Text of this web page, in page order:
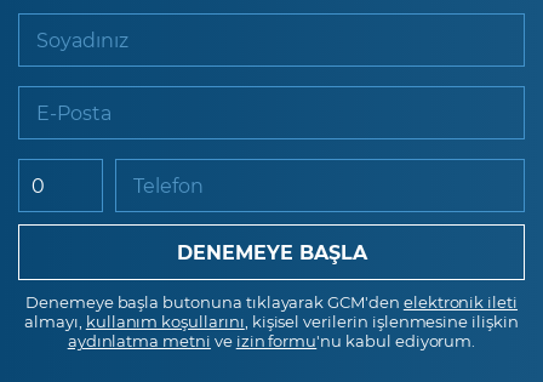
Soyadınız
E-Posta
Telefon
Denemeye başla butonuna tıklayarak GCM'den elektronik ileti
almayı, kullanım koşullarını , kişisel verilerin işlenmesine ilişkin
aydınlatma metni ve izin formu'nu kabul ediyorum.